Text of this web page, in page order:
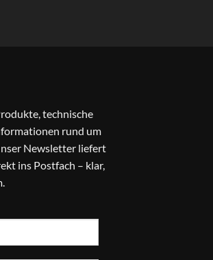
technische
rund um
Newsletter liefert
ins Postfach – klar,